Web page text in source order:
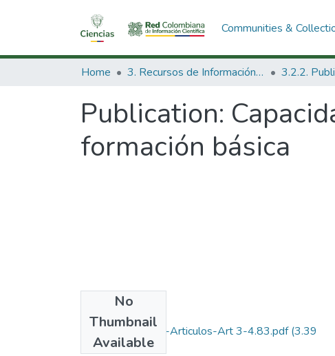
Communities &
Home 3. Recursos de Información Científica y Tecnológica
Publication:
formación básica
No
Thumbnail
Available
1987-V11-N3-4-Articulos-Art 3-4.83.pdf(3.39
MB)